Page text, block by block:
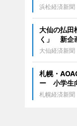
浜松経済新聞
大仙の払田
く」 新企
大仙経済新聞
札幌・
ー 小学生
札幌経済新聞